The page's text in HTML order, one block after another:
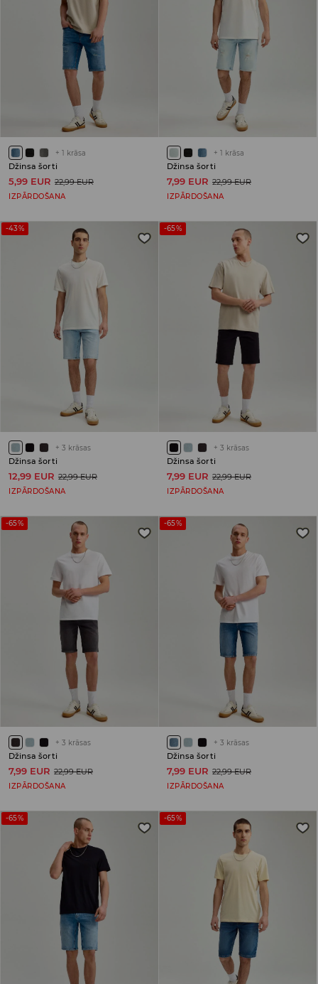
+ 1 krāsa
Džinsa šorti
5,99 EUR 22,99 EUR
IZPĀRDOŠANA
+ 1 krāsa
Džinsa šorti
7,99 EUR 22,99 EUR
IZPĀRDOŠANA
-43%
+ 3 krāsas
Džinsa šorti
12,99 EUR 22,99 EUR
IZPĀRDOŠANA
-65%
+ 3 krāsas
Džinsa šorti
7,99 EUR 22,99 EUR
IZPĀRDOŠANA
-65%
+ 3 krāsas
Džinsa šorti
7,99 EUR 22,99 EUR
IZPĀRDOŠANA
-65%
+ 3 krāsas
Džinsa šorti
7,99 EUR 22,99 EUR
IZPĀRDOŠANA
-65% -65%